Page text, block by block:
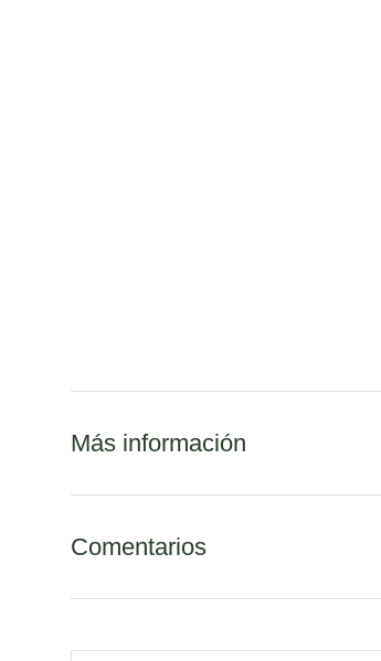
Más información
Comentarios